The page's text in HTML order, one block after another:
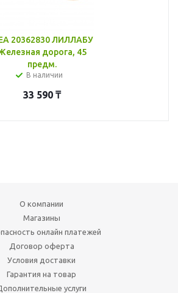
20362830 ЛИЛЛАБУ
дорога, 45
предм.
В наличии
33 590₸
О компании
Магазины
онлайн платежей
Договор оферта
Условия доставки
Гарантия на товар
услуги